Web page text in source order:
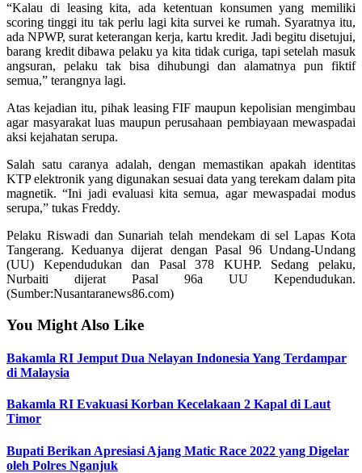
“Kalau di leasing kita, ada ketentuan konsumen yang memiliki
scoring tinggi itu tak perlu lagi kita survei ke rumah. Syaratnya itu,
ada NPWP, surat keterangan kerja, kartu kredit. Jadi begitu disetujui,
barang kredit dibawa pelaku ya kita tidak curiga, tapi setelah masuk
angsuran, pelaku tak bisa dihubungi dan alamatnya pun fiktif
semua,” terangnya lagi.
Atas kejadian itu, pihak leasing FIF maupun kepolisian mengimbau
agar masyarakat luas maupun perusahaan pembiayaan mewaspadai
aksi kejahatan serupa.
Salah satu caranya adalah, dengan memastikan apakah identitas
KTP elektronik yang digunakan sesuai data yang terekam dalam pita
magnetik. “Ini jadi evaluasi kita semua, agar mewaspadai modus
serupa,” tukas Freddy.
Pelaku Riswadi dan Sunariah telah mendekam di sel Lapas Kota
Tangerang. Keduanya dijerat dengan Pasal 96 Undang-Undang
(UU) Kependudukan dan Pasal 378 KUHP. Sedang pelaku,
Nurbaiti dijerat Pasal 96a UU Kependudukan.
(Sumber:Nusantaranews86.com)
You Might Also Like
Bakamla RI Jemput Dua Nelayan Indonesia Yang Terdampar
di Malaysia
Bakamla RI Evakuasi Korban Kecelakaan 2 Kapal di Laut
Timor
Bupati Berikan Apresiasi Ajang Matic Race 2022 yang Digelar
oleh Polres Nganjuk